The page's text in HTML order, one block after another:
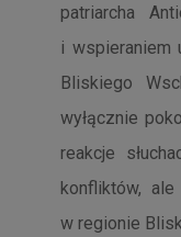
patriarcha
i wspieraniem
Bliskiego
wyłącznie
reakcje
konfliktów,
w regionie